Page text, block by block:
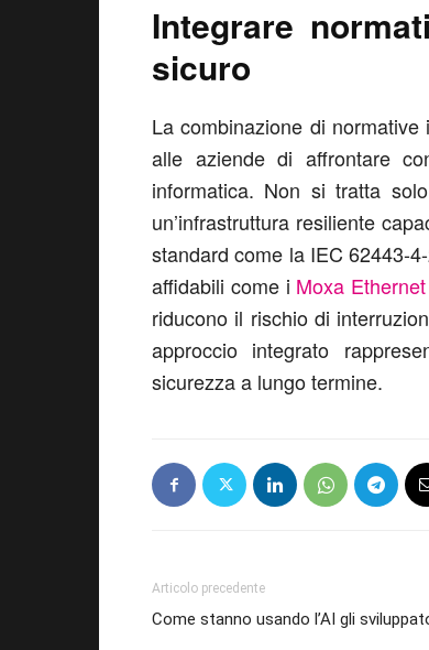
Integrare
sicuro
La combinazione di
alle aziende di affrontare
informatica. Non si tratta
un’infrastruttura resiliente
standard come la IEC 62443-
affidabili come i Moxa
riducono il rischio di
approccio integrato
sicurezza a lungo termine.
Articolo precedente
Come stanno usando l’AI gli